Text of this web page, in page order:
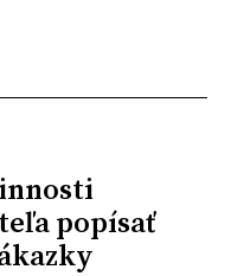
popísať